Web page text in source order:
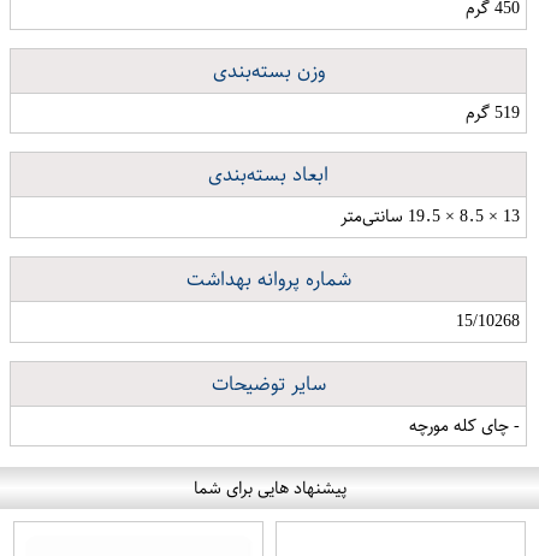
450 گرم
وزن بسته‌بندی
519 گرم
ابعاد بسته‌بندی
13 × 8.5 × 19.5 سانتی‌متر
شماره پروانه بهداشت
15/10268
سایر توضیحات
- چای کله مورچه
پیشنهاد هایی برای شما